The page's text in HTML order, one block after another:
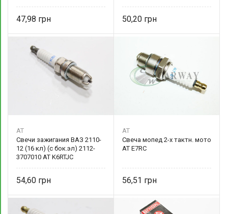
47,98 50,20
AT
Свечи зажигания ВАЗ 2110-
12 (16 кл) (с бок.эл) 2112-
3707010 AT K6RTJC
54,60
AT
Свеча мопед 2-х тактн. мото
AT E7RC
56,51